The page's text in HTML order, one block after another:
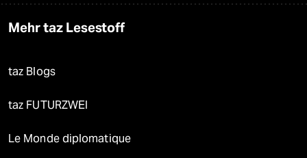
Mehr taz Lesestoff
taz Blogs
taz FUTURZWEI
Le Monde diplomatique